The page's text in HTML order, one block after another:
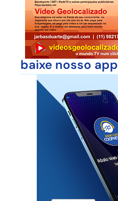
baixe nosso app